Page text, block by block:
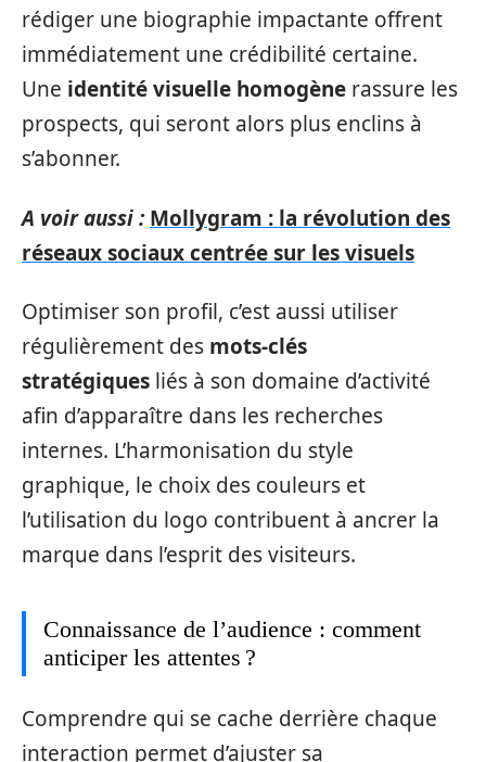
rédiger une biographie impactante offrent
immédiatement une crédibilité certaine.
Une identité visuelle homogène rassure les
prospects, qui seront alors plus enclins à
s’abonner.
A voir aussi : Mollygram : la révolution des
réseaux sociaux centrée sur les visuels
Optimiser son profil, c’est aussi utiliser
régulièrement des mots-clés
stratégiques liés à son domaine d’activité
afin d’apparaître dans les recherches
internes. L’harmonisation du style
graphique, le choix des couleurs et
l’utilisation du logo contribuent à ancrer la
marque dans l’esprit des visiteurs.
Connaissance de l’audience : comment
anticiper les attentes ?
Comprendre qui se cache derrière chaque
interaction permet d’ajuster sa